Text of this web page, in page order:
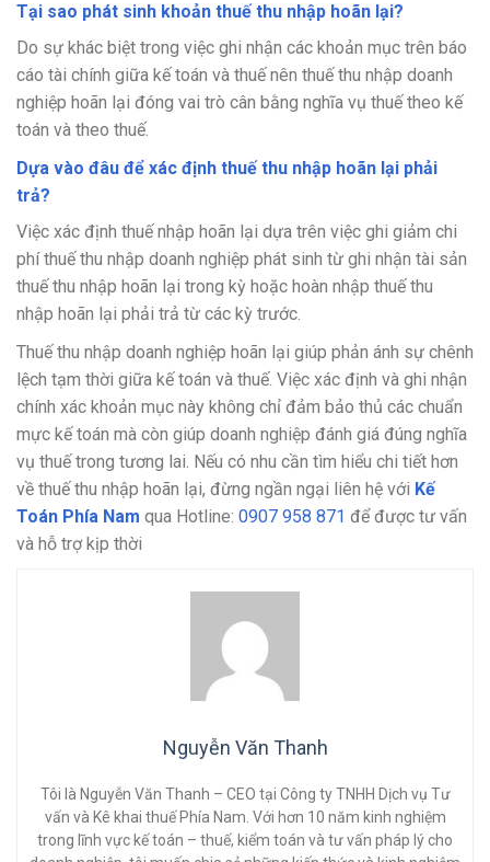
Tại sao phát sinh khoản thuế thu nhập hoãn lại?
Do sự khác biệt trong việc ghi nhận các khoản mục trên báo
cáo tài chính giữa kế toán và thuế nên thuế thu nhập doanh
nghiệp hoãn lại đóng vai trò cân bằng nghĩa vụ thuế theo kế
toán và theo thuế.
Dựa vào đâu để xác định thuế thu nhập hoãn lại phải
trả?
Việc xác định thuế nhập hoãn lại dựa trên việc ghi giảm chi
phí thuế thu nhập doanh nghiệp phát sinh từ ghi nhận tài sản
thuế thu nhập hoãn lại trong kỳ hoặc hoàn nhập thuế thu
nhập hoãn lại phải trả từ các kỳ trước.
Thuế thu nhập doanh nghiệp hoãn lại giúp phản ánh sự chênh
lệch tạm thời giữa kế toán và thuế. Việc xác định và ghi nhận
chính xác khoản mục này không chỉ đảm bảo thủ các chuẩn
mực kế toán mà còn giúp doanh nghiệp đánh giá đúng nghĩa
vụ thuế trong tương lai. Nếu có nhu cần tìm hiểu chi tiết hơn
về thuế thu nhập hoãn lại, đừng ngần ngại liên hệ với Kế
Toán Phía Nam qua Hotline: 0907 958 871 để được tư vấn
và hỗ trợ kịp thời
Nguyễn Văn Thanh
Tôi là Nguyễn Văn Thanh – CEO tại Công ty TNHH Dịch vụ Tư
vấn và Kê khai thuế Phía Nam. Với hơn 10 năm kinh nghiệm
trong lĩnh vực kế toán – thuế, kiểm toán và tư vấn pháp lý cho